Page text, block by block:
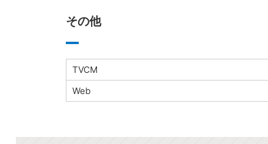
その他
TVCM
Web